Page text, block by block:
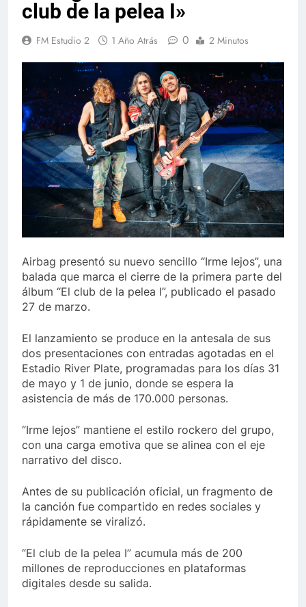
club de la pelea I»
FM Estudio 2 1 Año Atrás 0 2 Minutos
Airbag presentó su nuevo sencillo “Irme lejos”, una
balada que marca el cierre de la primera parte del
álbum “El club de la pelea I”, publicado el pasado
27 de marzo.
El lanzamiento se produce en la antesala de sus
dos presentaciones con entradas agotadas en el
Estadio River Plate, programadas para los días 31
de mayo y 1 de junio, donde se espera la
asistencia de más de 170.000 personas.
“Irme lejos” mantiene el estilo rockero del grupo,
con una carga emotiva que se alinea con el eje
narrativo del disco.
Antes de su publicación oficial, un fragmento de
la canción fue compartido en redes sociales y
rápidamente se viralizó.
“El club de la pelea I” acumula más de 200
millones de reproducciones en plataformas
digitales desde su salida.